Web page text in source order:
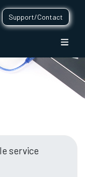
Support/Contact
service